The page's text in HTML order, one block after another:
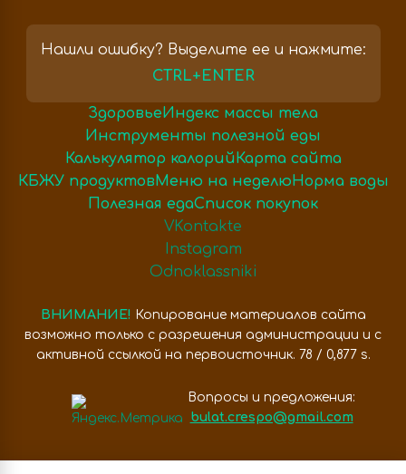
Нашли ошибку? Выделите ее и нажмите:
CTRL+ENTER
Здоровье Индекс массы тела
Инструменты полезной еды
Калькулятор калорий Карта сайта
КБЖУ продуктов Меню на неделю Норма воды
Полезная едаСписок покупок
VKontakte
Instagram
Odnoklassniki
ВНИМАНИЕ! Копирование материалов сайта
возможно только с разрешения администрации и с
активной ссылкой на первоисточник. 78 / 0,877 s.
Вопросы и предложения:
bulat.crespo@gmail.com